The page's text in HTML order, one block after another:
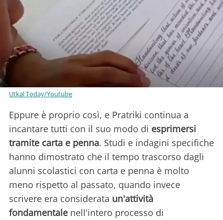
Utkal Today/Youtube
Eppure è proprio così, e Pratriki continua a
incantare tutti con il suo modo di esprimersi
tramite carta e penna. Studi e indagini specifiche
hanno dimostrato che il tempo trascorso dagli
alunni scolastici con carta e penna è molto
meno rispetto al passato, quando invece
scrivere era considerata un'attività
fondamentale nell'intero processo di